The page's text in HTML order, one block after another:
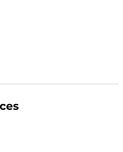
Luftpolster in den Ecken.